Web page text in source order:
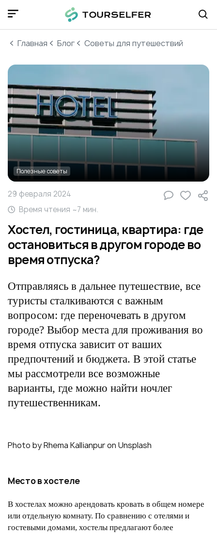
Главная Блог Cоветы для путешествий
Полезные советы
29 февраля 2024
Время чтения ~7 мин.
Хостел, гостиница, квартира: где
остановиться в другом городе во
время отпуска?
Отправляясь в дальнее путешествие, все
туристы сталкиваются с важным
вопросом: где переночевать в другом
городе? Выбор места для проживания во
время отпуска зависит от ваших
предпочтений и бюджета. В этой статье
мы рассмотрели все возможные
варианты, где можно найти ночлег
путешественникам.
Photo by Rhema Kallianpur on Unsplash
Место в хостеле
В хостелах можно арендовать кровать в общем номере
или отдельную комнату. По сравнению с отелями и
гостевыми домами, хостелы предлагают более